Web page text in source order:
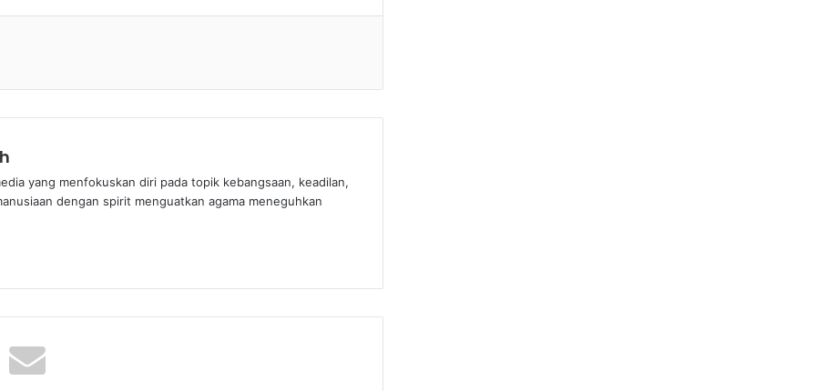
yang menfokuskan diri pada topik kebangsaan, keadilan,
dengan spirit menguatkan agama meneguhkan